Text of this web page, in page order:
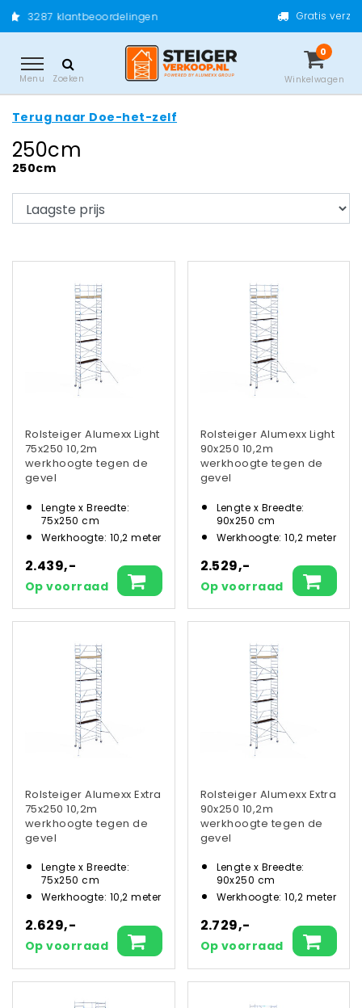
Gratis verzending vanaf €200,-
Menu Zoeken
0
Winkelwagen
Terug naar Doe-het-zelf
250cm
250cm
Rolsteiger Alumexx Light
75x250 10,2m
werkhoogte tegen de
gevel
Lengte x Breedte:
75x250 cm
Werkhoogte: 10,2 meter
2.439,-
Op voorraad
Rolsteiger Alumexx Light
90x250 10,2m
werkhoogte tegen de
gevel
Lengte x Breedte:
90x250 cm
Werkhoogte: 10,2 meter
2.529,-
Op voorraad
Rolsteiger Alumexx Extra
75x250 10,2m
werkhoogte tegen de
gevel
Lengte x Breedte:
75x250 cm
Werkhoogte: 10,2 meter
2.629,-
Op voorraad
Rolsteiger Alumexx Extra
90x250 10,2m
werkhoogte tegen de
gevel
Lengte x Breedte:
90x250 cm
Werkhoogte: 10,2 meter
2.729,-
Op voorraad